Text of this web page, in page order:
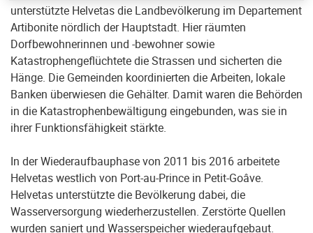
unterstützte Helvetas die Landbevölkerung im Departement
Artibonite nördlich der Hauptstadt. Hier räumten
Dorfbewohnerinnen und -bewohner sowie
Katastrophengeflüchtete die Strassen und sicherten die
Hänge. Die Gemeinden koordinierten die Arbeiten, lokale
Banken überwiesen die Gehälter. Damit waren die Behörden
in die Katastrophenbewältigung eingebunden, was sie in
ihrer Funktionsfähigkeit stärkte.
In der Wiederaufbauphase von 2011 bis 2016 arbeitete
Helvetas westlich von Port-au-Prince in Petit-Goâve.
Helvetas unterstützte die Bevölkerung dabei, die
Wasserversorgung wiederherzustellen. Zerstörte Quellen
wurden saniert und Wasserspeicher wiederaufgebaut.